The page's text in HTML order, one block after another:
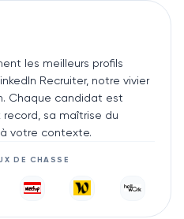
les meilleurs profils
Recruiter, notre vivier
Chaque candidat est
sa maîtrise du
votre contexte.
DE CHASSE